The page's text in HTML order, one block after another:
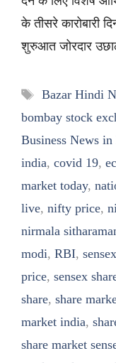
के तीसरे कारोबारी
शुरुआत जोरदार
Tags
Bazar Hindi
bombay stock
Business News
india, covid 19,
market today,
live, nifty price,
nirmala
modi, RBI,
price, sensex
share, share
market india,
share market